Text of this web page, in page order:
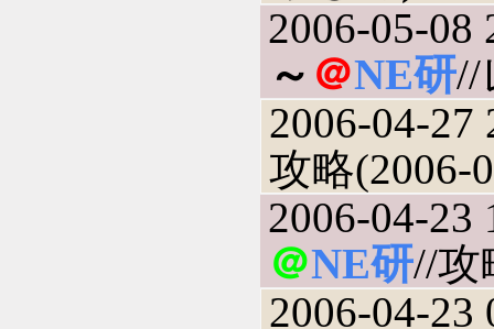
2006-05-08
～ ＠NE研//
2006-04-27
攻略(2006-
2006-04-23
＠NE研//攻
2006-04-23